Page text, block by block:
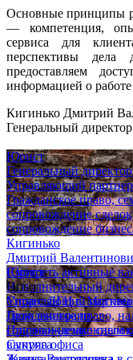
Основные принципы
— компетенция,
сервиса для
перспективы дела
предоставляем
информацией о
Кигинько Дмитрий
Генеральный
Юрист
Генеральный директор
Управляющий партнер
Гражданское право,
сопровождение
сопровождение
Кигинько
Дмитрий
Юрист
Исполнительный
Управляющий партнер
Гражданское право,
сопровождение
Супряга
Смотреть активные
Опыт
Спор с ДГИ г. Москвы
Дело выиграно
Признан незаконным
выкупа офиса